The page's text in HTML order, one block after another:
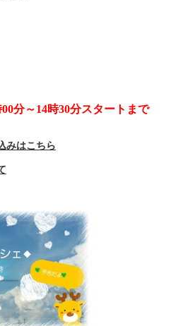
分～14時30分スタートまで
みはこちら